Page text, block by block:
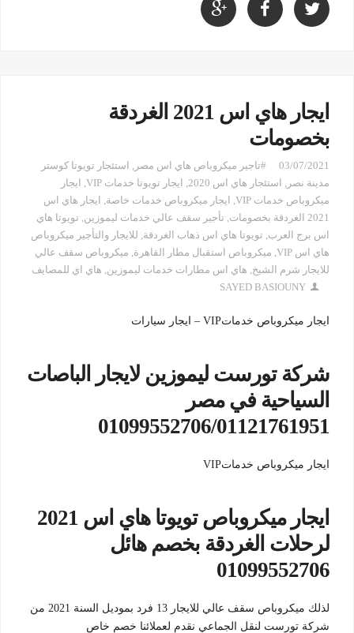
ايجار هاي اس 2021 الغردقة
بخصومات
03/07/2021 #تاجير ميكروباص هاي اس مصر , استئجار تويوتا كوستر
مدينة نصر , استئجار هاي اس 2020 , ايجار تويوتا خدمات VIP , ايجار
ميكروباص خدمات VIP
, ايجار ميكروباص خدمات خاصة, ايجار هاي اس
2021 الغردقة بخصومات
, تأجير سقف عالي خدمات ليموزين, تويوتا هاي
اس برج العرب, تويوتا هاي اس ذهاب الغردقة, للايجار والتأجير ميكروباص
هاي اس VIP
, ميكروباص استقبال مطار القاهرة, ميكروباص سقف عالي
للايجار شرم الشيخ, هاي اس مطارات خدمات ليموزين, هاي اي للمصايف
SAYED BASIOUNY
ايجار ميكروباص خدماتVIP – ايجار سيارات
شركة تورست ليموزين لايجار الباصات
السياحية في مصر
01099552706/01121761951
ايجار ميكروباص خدماتVIP
ايجار ميكروباص تويوتا هاي اس 2021
لرحلات الغردقة بخصم هائل
01099552706
لذلك ميكروباص سقف عالي للايجار 13 فرد بموديل السنة 2021 من
شركة تورست لنقل الجماعي نقدم لعملائنا خصم خاص